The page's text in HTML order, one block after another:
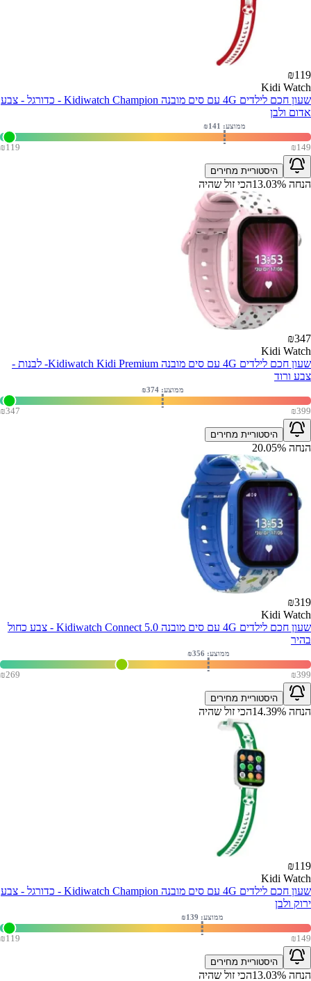
₪119
Kidi Watch
שעון חכם לילדים 4G עם סים מובנה Kidiwatch Champion - כדורגל - צבע
אדום ולבן
₪119 ₪149
ממוצע: ₪ 141
היסטוריית מחירים
הנחה 13.03% הכי זול שהיה
₪347
Kidi Watch
שעון חכם לילדים 4G עם סים מובנה Kidiwatch Kidi Premium- לבנות -
צבע ורוד
₪347 ₪399
ממוצע: ₪374
היסטוריית מחירים
הנחה 20.05%
₪319
Kidi Watch
שעון חכם לילדים 4G עם סים מובנה Kidiwatch Connect 5.0 - צבע כחול
בהיר
₪269 ₪399
ממוצע: ₪ 356
היסטוריית מחירים
הנחה 14.39% הכי זול שהיה
₪119
Kidi Watch
שעון חכם לילדים 4G עם סים מובנה Kidiwatch Champion - כדורגל - צבע
ירוק ולבן
₪119 ₪149
ממוצע: ₪ 139
היסטוריית מחירים
הנחה 13.03% הכי זול שהיה